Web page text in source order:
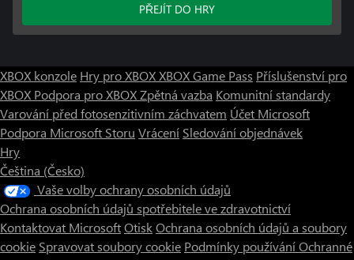
PŘEJÍT DO HRY
XBOX konzole Hry pro XBOXXBOX Game Pass Příslušenství pro
XBOX Podpora pro XBOXZpětná vazba Komunitní standardy
Varování před fotosenzitivním záchvatem Účet Microsoft
Podpora Microsoft Storu Vrácení Sledování objednávek
Hry
Čeština (Česko)
Vaše volby ochrany osobních údajů
Ochrana osobních údajů spotřebitele ve zdravotnictví
Kontaktovat MicrosoftOtiskOchrana osobních údajů a soubory
cookie Spravovat soubory cookie Podmínky používáníOchranné